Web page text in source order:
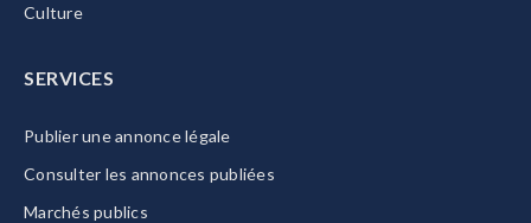
Culture
SERVICES
Publier une annonce légale
Consulter les annonces publiées
Marchés publics